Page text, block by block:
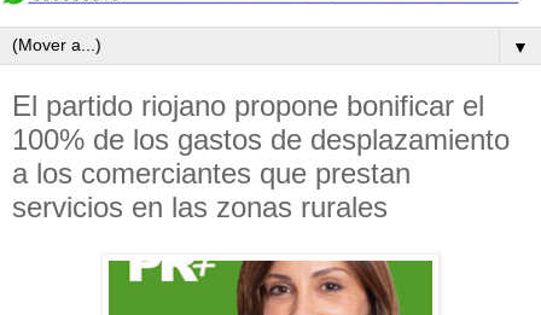
▼
El partido riojano propone bonificar el
100% de los gastos de desplazamiento
a los comerciantes que prestan
servicios en las zonas rurales